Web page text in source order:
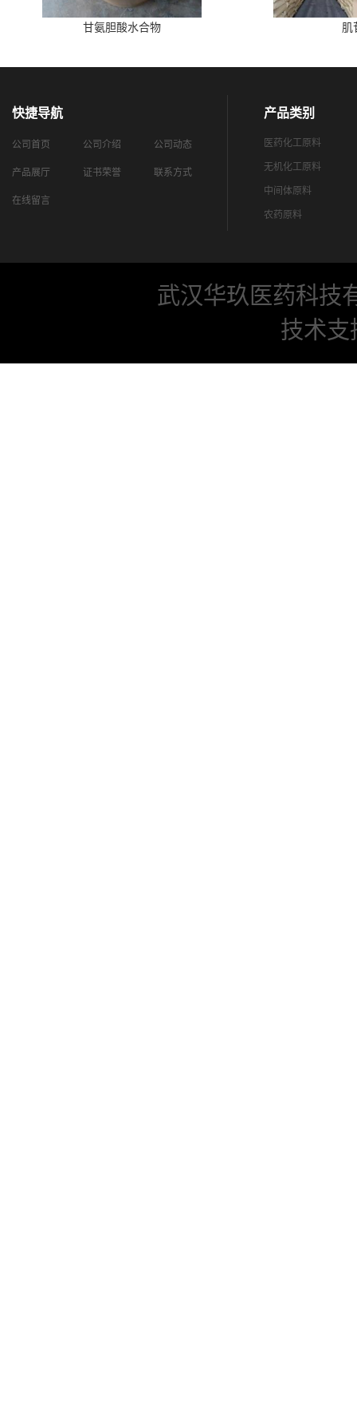
甘氨胆酸水合物 肌
快捷导航
公司首页 公司介绍 公司动态
产品展厅 证书荣誉 联系方式
在线留言
产品类别
医药化工原料
无机化工原料
中间体原料
农药原料
武汉华玖医药科技
技术